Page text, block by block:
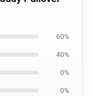
60%
40%
0%
0%